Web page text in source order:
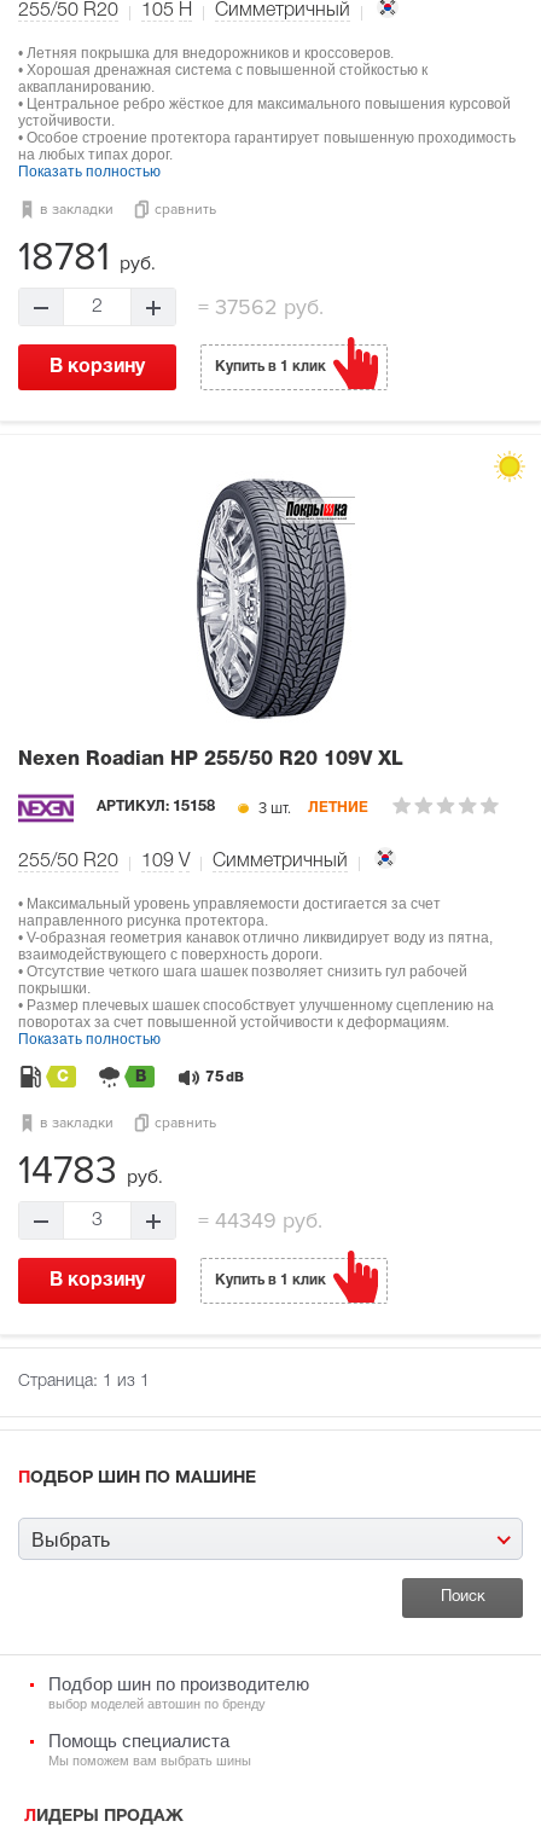
255/50 R20 105 H Симметричный
• Летняя покрышка для внедорожников и кроссоверов.
• Хорошая дренажная система с повышенной стойкостью к
аквапланированию.
• Центральное ребро жёсткое для максимального повышения курсовой
устойчивости.
• Особое строение протектора гарантирует повышенную проходимость
на любых типах дорог.
Показать полностью
в закладки сравнить
18781 руб.
2 =37562 руб.
В корзину Купить в 1 клик
Nexen Roadian HP 255/50 R20 109V XL
АРТИКУЛ: 15158 3 шт. ЛЕТНИЕ
255/50 R20 109 V Симметричный
• Максимальный уровень управляемости достигается за счет
направленного рисунка протектора.
• V-образная геометрия канавок отлично ликвидирует воду из пятна,
взаимодействующего с поверхность дороги.
• Отсутствие четкого шага шашек позволяет снизить гул рабочей
покрышки.
• Размер плечевых шашек способствует улучшенному сцеплению на
поворотах за счет повышенной устойчивости к деформациям.
Показать полностью
C B 75 dB
в закладки сравнить
14783 руб.
3 = 44349 руб.
В корзину Купить в 1 клик
Страница: 1 из 1
ПОДБОР ШИН ПО МАШИНЕ
Выбрать
Подбор шин по производителю
выбор моделей автошин по бренду
Помощь специалиста
Мы поможем вам выбрать шины
ЛИДЕРЫ ПРОДАЖ